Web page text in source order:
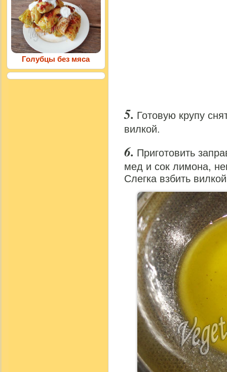
Готовую крупу
вилкой.
Приготовить
мед и сок лимона,
Слегка взбить
Голубцы без мяса